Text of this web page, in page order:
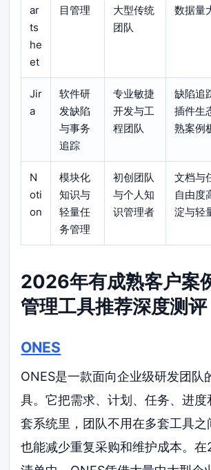
ar
ts
he
et
目管理
大型传统
团队
数据量
Jir
a
软件研
发缺陷
与事务
追踪
专业敏捷
开发与工
程团队
缺陷追
插件生
熟案例
N
oti
on
模块化
知识与
轻量任
务管理
初创团队
与个人知
识管理者
文档与
自由度
淀与轻
2026年有成熟客户案
管理工具推荐深度测评
ONES
ONES是一款面向企业级研发团队
具。它把需求、计划、任务、进度
套系统里，团队不用在多套工具之
也能减少重复采购和维护成本。